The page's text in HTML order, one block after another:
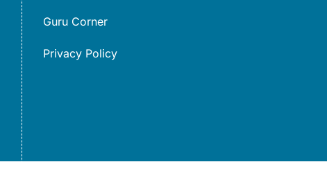
Guru Corner
Privacy Policy